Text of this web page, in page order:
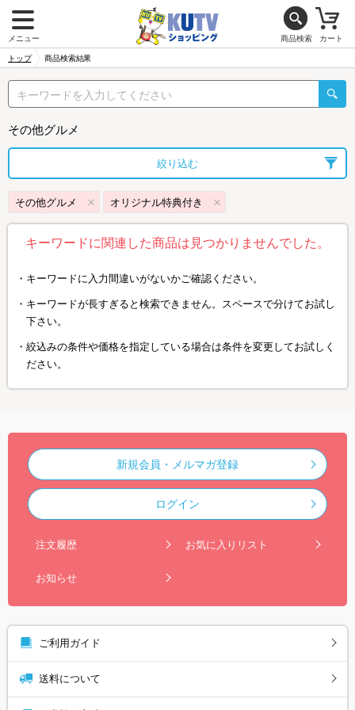
メニュー 商品検索 カート
トップ 商品検索結果
その他グルメ
絞り込む
その他グルメ オリジナル特典付き
キーワードに関連した商品は見つかりませんでした。
キーワードに入力間違いがないかご確認ください。
キーワードが長すぎると検索できません。スペースで分けてお試し
下さい。
絞込みの条件や価格を指定している場合は条件を変更してお試しく
ださい。
新規会員・メルマガ登録
ログイン
注文履歴 お気に入りリスト
お知らせ
ご利用ガイド
送料について